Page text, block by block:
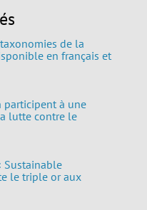
de la
en français et
participent à une
lutte contre le
Sustainable
le triple or aux